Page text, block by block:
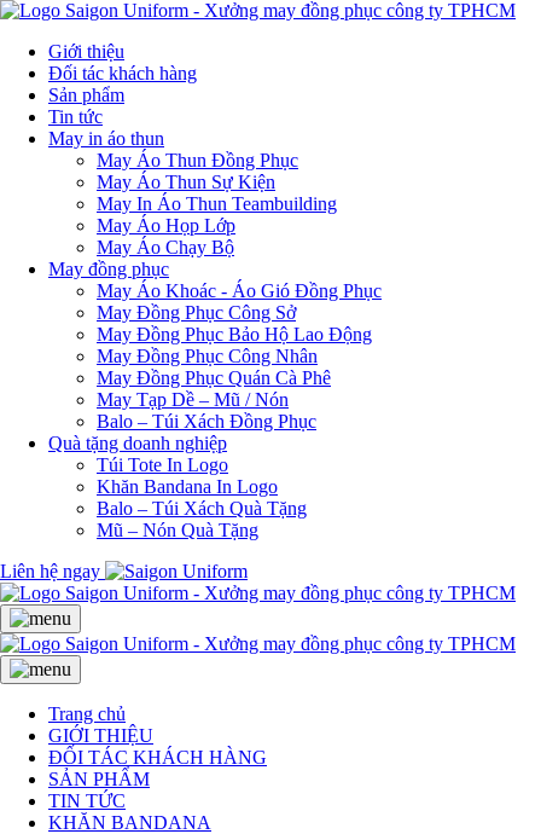
Giới thiệu
Đối tác khách hàng
Sản phẩm
Tin tức
May in áo thun
May Áo Thun Đồng Phục
May Áo Thun Sự Kiện
May In Áo Thun Teambuilding
May Áo Họp Lớp
May Áo Chạy Bộ
May đồng phục
May Áo Khoác - Áo Gió Đồng Phục
May Đồng Phục Công Sở
May Đồng Phục Bảo Hộ Lao Động
May Đồng Phục Công Nhân
May Đồng Phục Quán Cà Phê
May Tạp Dề – Mũ / Nón
Balo – Túi Xách Đồng Phục
Quà tặng doanh nghiệp
Túi Tote In Logo
Khăn Bandana In Logo
Balo – Túi Xách Quà Tặng
Mũ – Nón Quà Tặng
Liên hệ ngay
Trang chủ
GIỚI THIỆU
ĐỐI TÁC KHÁCH HÀNG
SẢN PHẨM
TIN TỨC
KHĂN BANDANA